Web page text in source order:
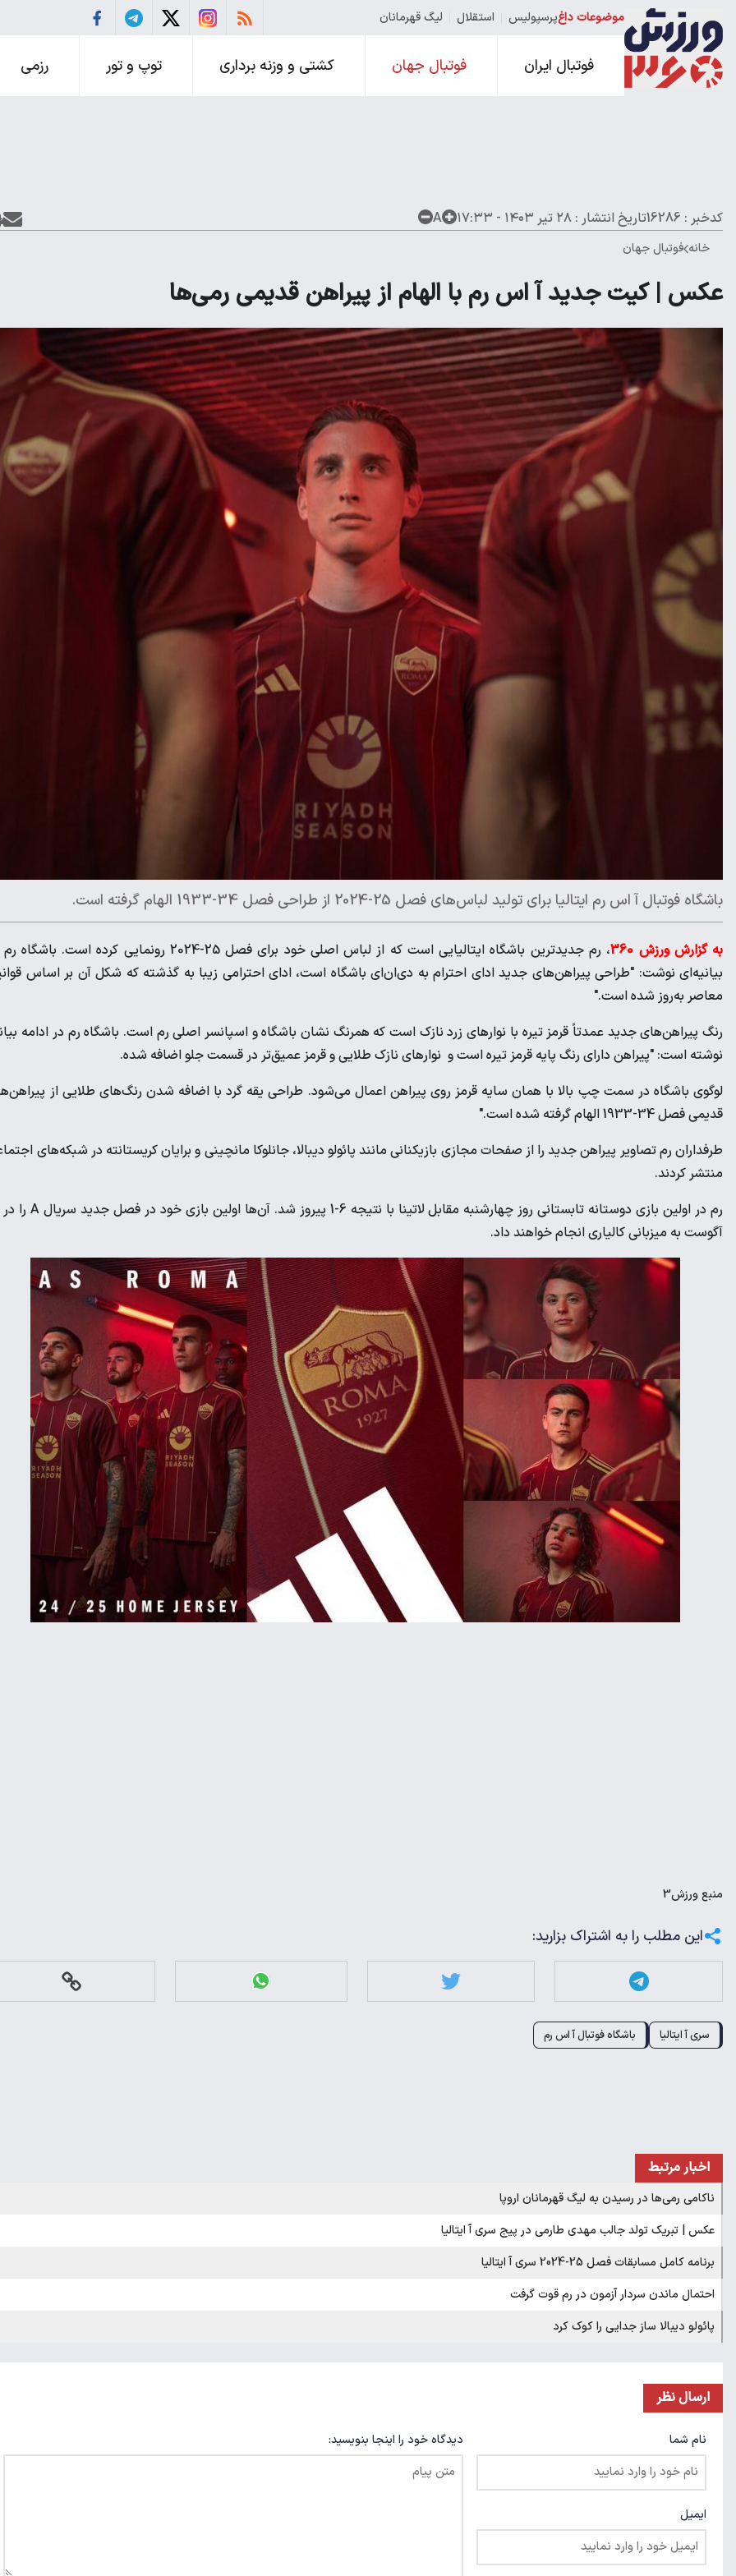
موضوعات داغپرسپولیس استقلال لیگ قهرمانان
فوتبال ایران فوتبال جهان کشتی و وزنه برداری توپ و تور رزمی
کدخبر : 16286 تاریخ انتشار : ۲۸ تیر ۱۴۰۳ - ۱۷:۳۳ A
خانه فوتبال جهان
عکس | کیت جدید آ اس رم با الهام از پیراهن قدیمی رمی‌ها
باشگاه فوتبال آ اس رم ایتالیا برای تولید لباس‌های فصل 25-2024 از طراحی فصل 34-1933 الهام گرفته است.
به گزارش ورزش 360
، رم جدیدترین باشگاه ایتالیایی است که از لباس اصلی خود ‌برای فصل 25-2024 رونمایی کرده است.
بیانیه‌ای نوشت: "طراحی پیراهن‌های جدید ادای احترام به دی‌ان‌ای باشگاه است، ادای احترامی زیبا به گذشته که شکل آن بر اساس
معاصر به‌روز شده است."
رنگ پیراهن‌های جدید عمدتاً قرمز تیره با نوارهای زرد نازک است که همرنگ نشان باشگاه و اسپانسر اصلی رم است. باشگاه رم در ادامه
نوشته است: "پیراهن دارای رنگ پایه قرمز تیره است و نوارهای نازک طلایی و قرمز عمیق‌تر در قسمت جلو اضافه شده.
لوگوی باشگاه در سمت چپ بالا با همان سایه قرمز روی پیراهن اعمال می‌شود. طراحی یقه گرد با اضافه شدن رنگ‌های طلایی از
قدیمی فصل 34-1933 الهام گرفته شده است."
طرفداران رم تصاویر پیراهن جدید را از صفحات مجازی بازیکنانی مانند پائولو دیبالا، جانلوکا مانچینی و برایان کریستانته در شبکه‌های
منتشر کردند.
آگوست به میزبانی کالیاری انجام خواهند داد.
منبعورزش3
این مطلب را به اشتراک بزارید:
سری آ ایتالیا باشگاه فوتبال آ اس رم
اخبار مرتبط
ناکامی رمی‌ها در رسیدن به لیگ قهرمانان اروپا
عکس | تبریک تولد جالب مهدی طارمی در پیج سری آ ایتالیا
برنامه کامل مسابقات فصل 25-2024 سری آ ایتالیا
احتمال ماندن سردار آزمون در رم قوت گرفت
پائولو دیبالا ساز جدایی را کوک کرد
ارسال نظر
نام شما
ایمیل
دیدگاه خود را اینجا بنویسید: